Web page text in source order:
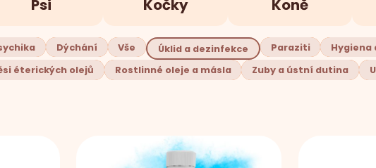
Psi Kočky Koně
Dýchání Vše Úklid a dezinfekce Paraziti Hygiena
éterických olejů
Rostlinné oleje a másla Zuby a ústní dutina